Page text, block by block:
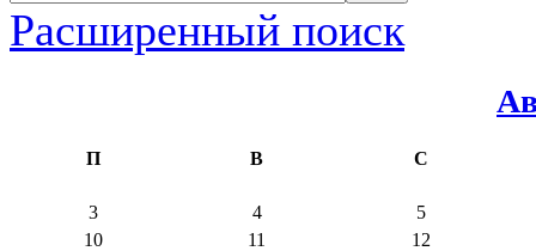
Расширенный поиск
П В С
3 4
5
10
11
12